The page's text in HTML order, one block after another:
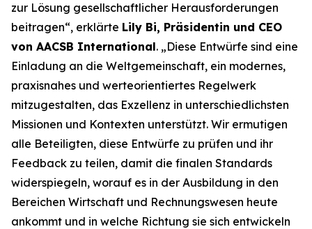
zur Lösung gesellschaftlicher Herausforderungen
beitragen“, erklärte Lily Bi, Präsidentin und CEO
von AACSB International. „Diese Entwürfe sind eine
Einladung an die Weltgemeinschaft, ein modernes,
praxisnahes und werteorientiertes Regelwerk
mitzugestalten, das Exzellenz in unterschiedlichsten
Missionen und Kontexten unterstützt. Wir ermutigen
alle Beteiligten, diese Entwürfe zu prüfen und ihr
Feedback zu teilen, damit die finalen Standards
widerspiegeln, worauf es in der Ausbildung in den
Bereichen Wirtschaft und Rechnungswesen heute
ankommt und in welche Richtung sie sich entwickeln